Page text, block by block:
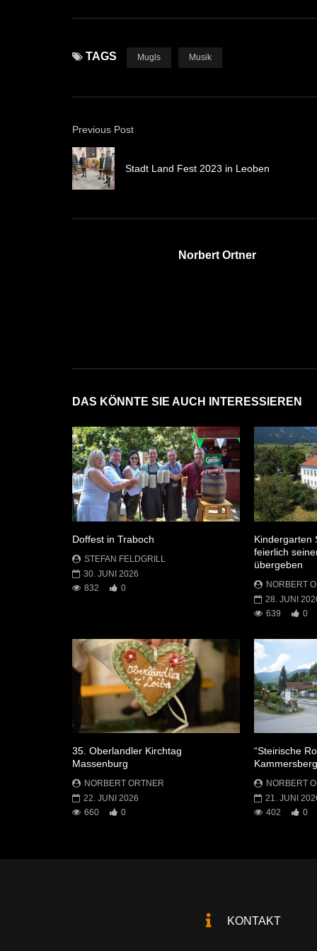
TAGS Mugls Musik
Previous Post
Stadt Land Fest 2023 in Leoben
Norbert Ortner
DAS KÖNNTE SIE AUCH INTERESSIEREN
Doffest in Traboch
STEFAN FELDGRILL
30. JUNI 2026
832
0
Kindergarten
feierlich
übergeben
NORBERT
28. JUNI
639
0
35. Oberlandler Kirchtag
Massenburg
NORBERT ORTNER
22. JUNI 2026
660
0
“Steirische
Kammersberg
NORBERT
21. JUNI
402
0
KONTAKT